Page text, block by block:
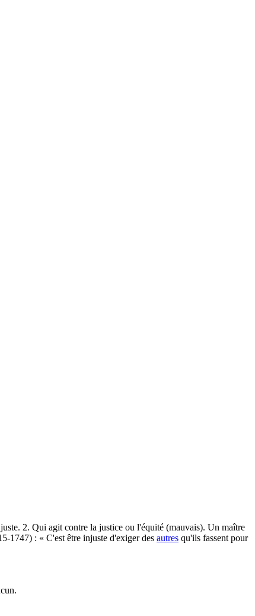
juste. 2. Qui agit contre la justice ou l'équité (mauvais). Un maître
1747) : « C'est être injuste d'exiger des autres qu'ils fassent pour